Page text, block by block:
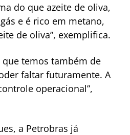
do que azeite de oliva,
e é rico em metano,
de oliva”, exemplifica.
temos também de
faltar futuramente. A
operacional”,
a Petrobras já